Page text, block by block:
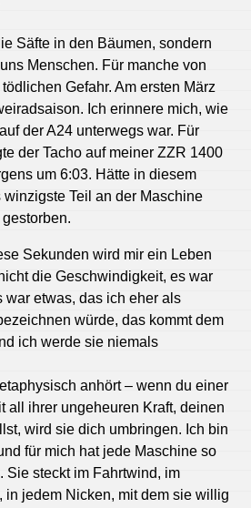
Säfte in den Bäumen, sondern
Menschen. Für manche von
Gefahr. Am ersten März
Ich erinnere mich, wie
der A24 unterwegs war. Für
der Tacho auf meiner ZZR 1400
um 6:03. Hätte in diesem
winzigste Teil an der Maschine
Sekunden wird mir ein Leben
die Geschwindigkeit, es war
war etwas, das ich eher als
würde, das kommt dem
ich werde sie niemals
anhört – wenn du einer
all ihrer ungeheuren Kraft, deinen
wird sie dich umbringen. Ich bin
für mich hat jede Maschine so
Sie steckt im Fahrtwind, im
in jedem Nicken, mit dem sie willig